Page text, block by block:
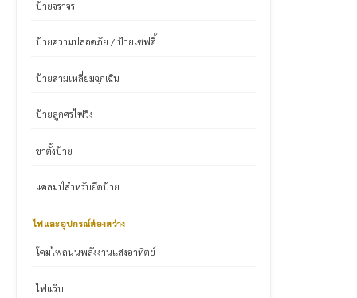
ป้ายจราจร
ป้ายความปลอดภัย / ป้ายเซฟตี้
ป้ายสามเหลี่ยมฉุกเฉิน
ป้ายลูกศรไฟวิ่ง
ขาตั้งป้าย
แคลมป์สำหรับยึดป้าย
ไฟและอุปกรณ์ส่องสว่าง
โคมไฟถนนพลังงานแสงอาทิตย์
ไฟแว๊บ